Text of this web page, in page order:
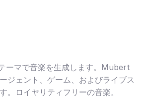
ーマで音楽を生成します。Mubert
ジェント、ゲーム、およびライブス
。ロイヤリティフリーの音楽。